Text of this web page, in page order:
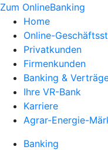
Zum OnlineBanking
Home
Online-
Privatkunden
Firmenkunden
Banking &
Ihre VR-Bank
Karriere
Agrar-Energie-
Banking